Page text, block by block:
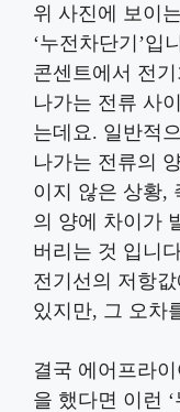
위 사진에 보이
‘누전차단기’입
콘센트에서 전
나가는 전류 사
는데요. 일반적
나가는 전류의
이지 않은 상황,
의 양에 차이가
버리는 것 입니
전기선의 저항
있지만, 그 오차
결국 에어프라
을 했다면 이런